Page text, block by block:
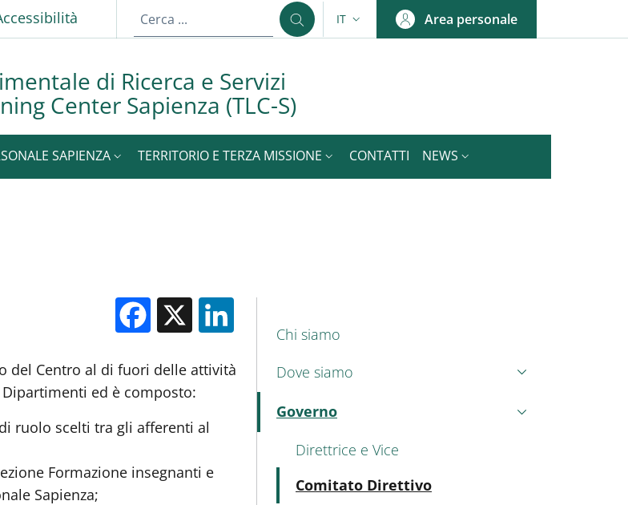
SELETTORE LINGUA: CURRENT LANGUAGE
IT Area personale
di Ricerca e Servizi
Center Sapienza (TLC-S)
SAPIENZA TERRITORIO E TERZA MISSIONE CONTATTI NEWS
Facebook
X
del Centro al di fuori delle attività
ed è composto:
ruolo scelti tra gli afferenti al
Formazione insegnanti e
Sapienza;
MENU CEV SECOND NAVIGATION
Chi siamo
Dove siamo
Governo
Attivo
Direttrice e Vice
Comitato Direttivo